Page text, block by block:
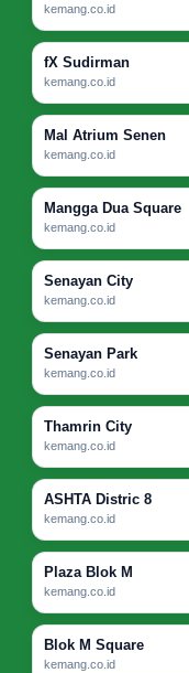
kemang.co.id
fX Sudirman
kemang.co.id
Mal Atrium Senen
kemang.co.id
Mangga Dua Square
kemang.co.id
Senayan City
kemang.co.id
Senayan Park
kemang.co.id
Thamrin City
kemang.co.id
ASHTA Distric 8
kemang.co.id
Plaza Blok M
kemang.co.id
Blok M Square
kemang.co.id